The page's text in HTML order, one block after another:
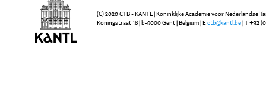
(C) 2020 CTB - KANTL | Koninklijke Academie voor Nederlandse
Koningstraat 18 | b-9000 Gent | Belgium | E ctb@kantl.be | T +32